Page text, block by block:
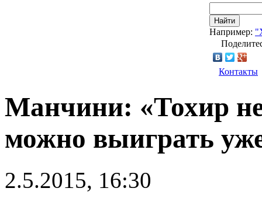
Найти
Например:
Контакты
Манчини: «Тохир не
можно выиграть
2.5.2015, 16:30